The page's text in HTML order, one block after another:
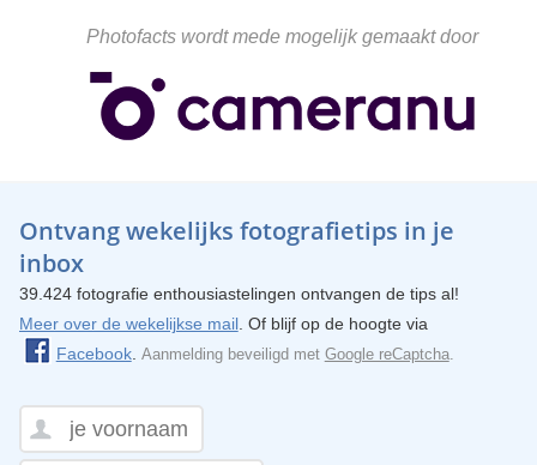
Photofacts wordt mede mogelijk gemaakt door
Ontvang wekelijks fotografietips in je
inbox
39.424 fotografie enthousiastelingen ontvangen de tips al!
Meer over de wekelijkse mail. Of blijf op de hoogte via
Facebook. Aanmelding beveiligd met Google reCaptcha.